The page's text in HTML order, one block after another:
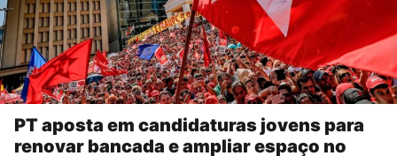
PT aposta em candidaturas jovens para
renovar bancada e ampliar espaço no